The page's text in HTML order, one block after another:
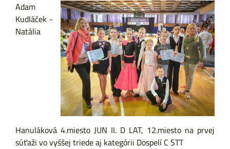
Adam
Kudláček -
Natália
Hanuláková 4.miesto JUN II. D LAT, 12.miesto na prvej
súťaži vo vyššej triede aj kategórii Dospelí C STT